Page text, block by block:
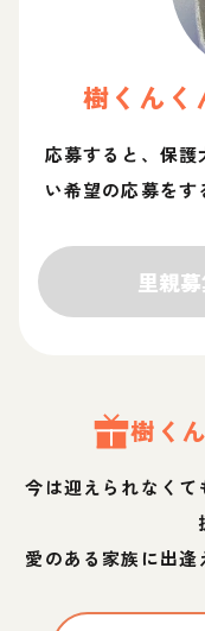
樹くん く
応募すると、保
い希望の応募をす
里親
樹くん
今は迎えられなく
愛のある家族に出逢